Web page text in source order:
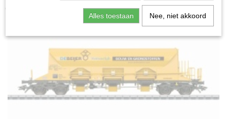
Alles toestaan Nee, niet akkoord